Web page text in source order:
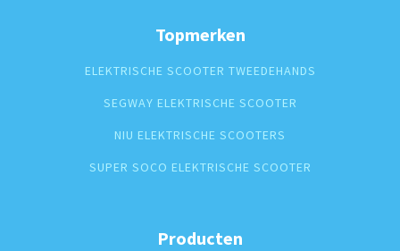
Topmerken
ELEKTRISCHE SCOOTER TWEEDEHANDS
SEGWAY ELEKTRISCHE SCOOTER
NIU ELEKTRISCHE SCOOTERS
SUPER SOCO ELEKTRISCHE SCOOTER
Producten